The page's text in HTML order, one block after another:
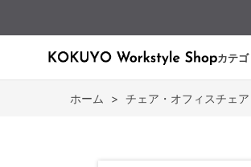
カテゴ
ホーム > チェア・オフィスチェア